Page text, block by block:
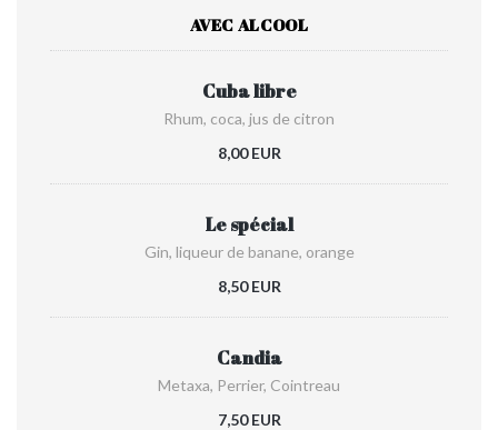
AVEC ALCOOL
Cuba libre
Rhum, coca, jus de citron
8,00 EUR
Le spécial
Gin, liqueur de banane, orange
8,50 EUR
Candia
Metaxa, Perrier, Cointreau
7,50 EUR